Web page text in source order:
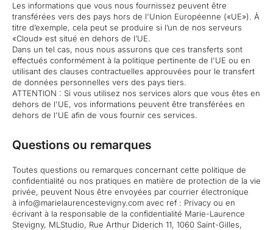
Les informations que vous nous fournissez peuvent être
transférées vers des pays hors de l'Union Européenne («UE»). À
titre d’exemple, cela peut se produire si l’un de nos serveurs
«Cloud» est situé en dehors de l’UE.
Dans un tel cas, nous nous assurons que ces transferts sont
effectués conformément à la politique pertinente de l'UE ou en
utilisant des clauses contractuelles approuvées pour le transfert
de données personnelles vers des pays tiers.
ATTENTION : Si vous utilisez nos services alors que vous êtes en
dehors de l'UE, vos informations peuvent être transférées en
dehors de l'UE afin de vous fournir ces services.
Questions ou remarques
Toutes questions ou remarques concernant cette politique de
confidentialité ou nos pratiques en matière de protection de la vie
privée, peuvent Nous être envoyées par courrier électronique
à info@marielaurencestevigny.com avec ref : Privacy ou en
écrivant à la responsable de la confidentialité Marie-Laurence
Stevigny, MLStudio, Rue Arthur Diderich 11, 1060 Saint-Gilles,